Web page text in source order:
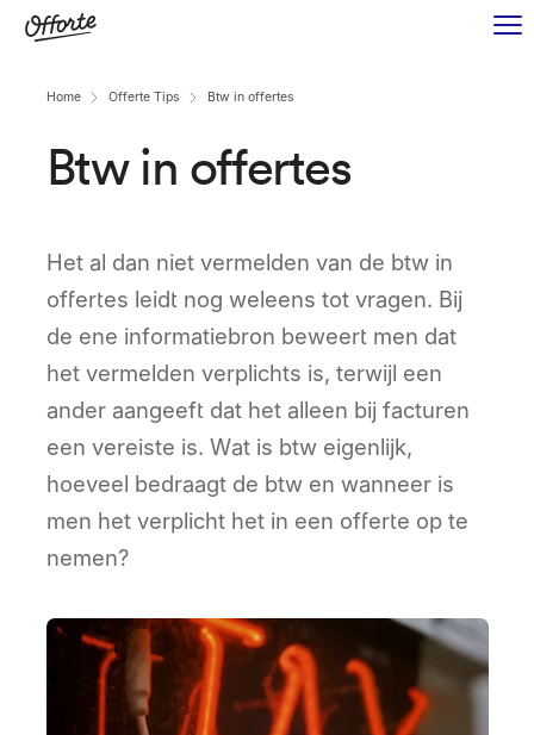
Home Offerte Tips Btw in offertes
Btw in offertes
Het al dan niet vermelden van de btw in
offertes leidt nog weleens tot vragen. Bij
de ene informatiebron beweert men dat
het vermelden verplichts is, terwijl een
ander aangeeft dat het alleen bij facturen
een vereiste is. Wat is btw eigenlijk,
hoeveel bedraagt de btw en wanneer is
men het verplicht het in een offerte op te
nemen?